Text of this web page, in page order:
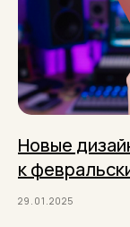
Новые
к
29.01.2025